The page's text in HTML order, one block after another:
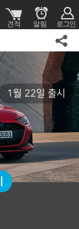
1월 22일 출시